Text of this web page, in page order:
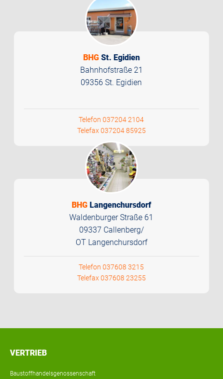
BHGSt. Egidien
Bahnhofstraße 21
09356 St. Egidien
Telefon 037204 2104
Telefax 037204 85925
BHGLangenchursdorf
Waldenburger Straße 61
09337 Callenberg/
OT Langenchursdorf
Telefon 037608 3215
Telefax 037608 23255
VERTRIEB
Baustoffhandelsgenossenschaft